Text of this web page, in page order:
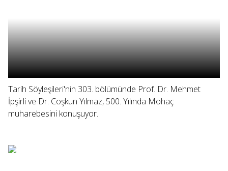
Tarih Söyleşileri'nin 303. bölümünde Prof. Dr. Mehmet
İpşirli ve Dr. Coşkun Yılmaz, 500. Yılında Mohaç
muharebesini konuşuyor.